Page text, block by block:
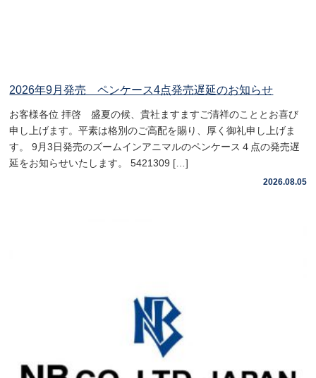
2026年9月発売 ペンケース4点発売遅延のお知らせ
お客様各位 拝啓 盛夏の候、貴社ますますご清祥のこととお喜び
申し上げます。平素は格別のご高配を賜り、厚く御礼申し上げま
す。 9月3日発売のズームインアニマルのペンケース４点の発売遅
延をお知らせいたします。 5421309 […]
2026.08.05